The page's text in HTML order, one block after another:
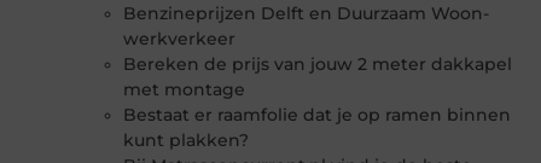
Benzineprijzen Delft en Duurzaam Woon-
werkverkeer
Bereken de prijs van jouw 2 meter dakkapel
met montage
Bestaat er raamfolie dat je op ramen binnen
kunt plakken?